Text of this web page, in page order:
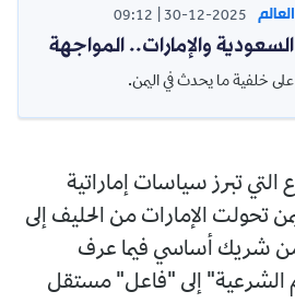
العالم 30-12-2025
09:12
السعودية والإمارات.. المواجهة
على خلفية ما يحدث في اليمن.
تبرز سياسات إماراتية
تحولت الإمارات من الحليف إلى
شريك أساسي فيما عرف
الشرعية" إلى "فاعل" مستقل